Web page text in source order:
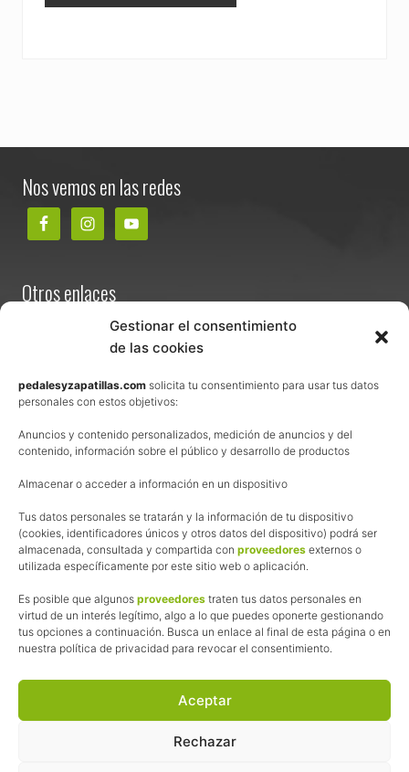
Gestionar el consentimiento
de las cookies
pedalesyzapatillas.com solicita tu consentimiento para usar tus datos
personales con estos objetivos:
Anuncios y contenido personalizados, medición de anuncios y del
contenido, información sobre el público y desarrollo de productos
Almacenar o acceder a información en un dispositivo
Tus datos personales se tratarán y la información de tu dispositivo
(cookies, identificadores únicos y otros datos del dispositivo) podrá ser
almacenada, consultada y compartida con proveedores externos o
utilizada específicamente por este sitio web o aplicación.
Es posible que algunos proveedores traten tus datos personales en
virtud de un interés legítimo, algo a lo que puedes oponerte gestionando
tus opciones a continuación. Busca un enlace al final de esta página o en
nuestra política de privacidad para revocar el consentimiento.
Aceptar
Rechazar
Nos vemos en las redes
Otros enlaces
Términos y condiciones de venta
Política de privacidad
Política de cookies
Afiliación
La web de Pedalesyzapatillas utiliza programas de afiliación.
¿Qué significa esto?
Cuando recomiendo algún producto, pongo enlaces a tiendas
online que utilizo y, por cada compra que realizas, me llevo
una comisión sin que a ti te cueste más dinero.
Esas comisiones me permiten seguir manteniendo esta web,
las inscripciones a muchas de las marchas para después
Siempre escribo sobre productos y tiendas que he probado